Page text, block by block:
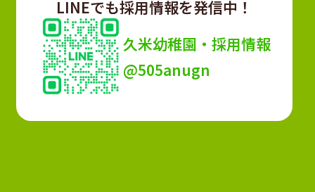
LINEでも採用情報を発信中！
久米幼稚園・採用情報
@505anugn